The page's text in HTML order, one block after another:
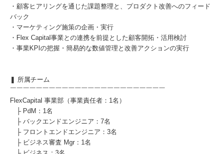
・顧客ヒアリングを通じた課題整理と、プロダクト改善へのフィード
バック
・マーケティング施策の企画・実行
・Flex Capital事業との連携を前提とした顧客開拓・活用検討
・事業KPIの把握・簡易的な数値管理と改善アクションの実行
❚ 所属チーム
￣￣￣￣￣￣￣￣￣￣￣￣￣￣￣￣￣￣￣￣￣￣￣￣
FlexCapital 事業部（事業責任者：1名）
├ PdM：1名
├ バックエンドエンジニア：7名
├ フロントエンドエンジニア：3名
├ ビジネス審査 Mgr：1名